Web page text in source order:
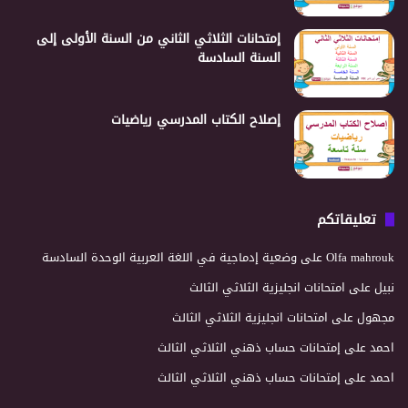
إمتحانات الثلاثي الثاني من السنة الأولى إلى
السنة السادسة
إصلاح الكتاب المدرسي رياضيات
تعليقاتكم
Olfa mahroukعلى وضعية إدماجية في اللغة العربية الوحدة السادسة
نبيلعلى امتحانات انجليزية الثلاثي الثالث
مجهولعلى امتحانات انجليزية الثلاثي الثالث
احمدعلى إمتحانات حساب ذهني الثلاثي الثالث
احمدعلى إمتحانات حساب ذهني الثلاثي الثالث